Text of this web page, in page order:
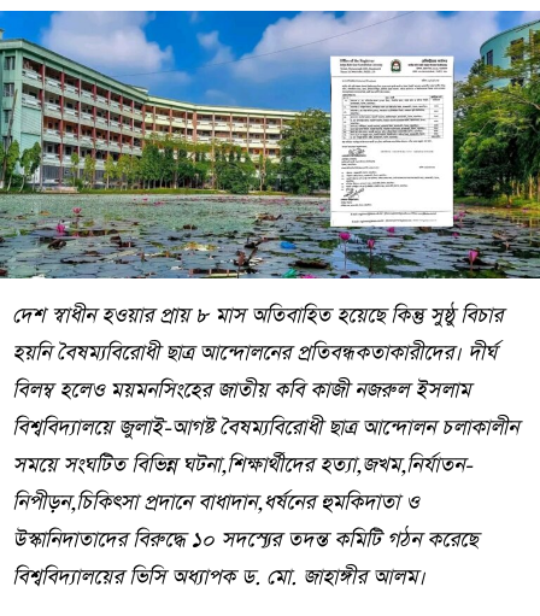
দেশ স্বাধীন হওয়ার প্রায় ৮ মাস অতিবাহিত হয়েছে কিন্তু সুষ্ঠু বিচার
হয়নি বৈষম‍্যবিরোধী ছাত্র আন্দোলনের প্রতিবন্ধকতাকারীদের। দীর্ঘ
বিলম্ব হলেও ময়মনসিংহের জাতীয় কবি কাজী নজরুল ইসলাম
বিশ্ববিদ্যালয়ে জুলাই-আগষ্ট বৈষম‍্যবিরোধী ছাত্র আন্দোলন চলাকালীন
সময়ে সংঘটিত বিভিন্ন ঘটনা,শিক্ষার্থীদের হত‍্যা,জখম,নির্যাতন-
নিপীড়ন,চিকিৎসা প্রদানে বাধাদান,ধর্ষনের হুমকিদাতা ও
উস্কানিদাতাদের বিরুদ্ধে ১০ সদস‍্যের তদন্ত কমিটি গঠন করেছে
বিশ্ববিদ্যালয়ের ভিসি অধ‍্যাপক ড. মো. জাহাঙ্গীর আলম।